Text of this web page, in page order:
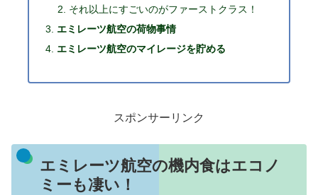
それ以上にすごいのがファーストクラス！
エミレーツ航空の荷物事情
エミレーツ航空のマイレージを貯める
スポンサーリンク
エミレーツ航空の機内食はエコノ
ミーも凄い！